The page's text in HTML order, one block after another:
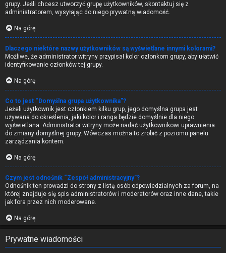
grupy. Jeśli chcesz utworzyć grupę użytkowników, skontaktuj się z
administratorem, wysyłając do niego prywatną wiadomość.
Na górę
Dlaczego niektóre nazwy użytkowników są wyświetlane innymi kolorami?
Możliwe, że administrator witryny przypisał kolor członkom grupy, aby ułatwić
identyfikowanie członków tej grupy.
Na górę
Co to jest “Domyślna grupa użytkownika”?
Jeżeli użytkownik jest członkiem kilku grup, jego domyślna grupa jest
używana do określenia, jaki kolor i ranga będzie domyślnie dla niego
wyświetlana. Administrator witryny może nadać użytkownikowi uprawnienia
do zmiany domyślnej grupy. Wówczas można to zrobić z poziomu panelu
zarządzania kontem.
Na górę
Czym jest odnośnik “Zespół administracyjny”?
Odnośnik ten prowadzi do strony z listą osób odpowiedzialnych za forum, na
której znajduje się spis administratorów i moderatorów oraz inne dane, takie
jak fora przez nich moderowane.
Na górę
Prywatne wiadomości